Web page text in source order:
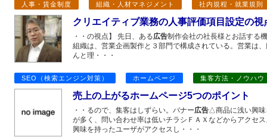
人事・賃金制度 組織・人材マネジメント 社内規程・就業規則
クリエイティブ業務の人事評価項目設定の視
・・の視点】 先日、ある広告制作会社の社長様とお話する
組織は、営業企画製作と３部門で構成されている。営業は
んと理・・・
SEO（検索エンジン対策） ホームページ 集客方法・ノウハウ
売上の上がるホームページ5つのポイント
・・るので、集客はしずらい。バナー広告△商品に浅い興味
が多く、問い合わせ率は低いチラシＦＡＸなどからアクセ
興味を持ったユーザがアクセスし・・・